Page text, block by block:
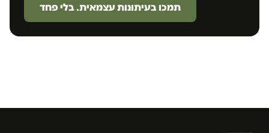
תמכו בעיתונות עצמאית. בלי פחד